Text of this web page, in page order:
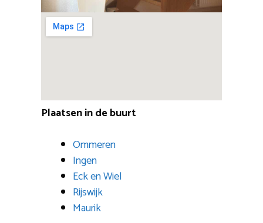
Plaatsen in de buurt
Ommeren
Ingen
Eck en Wiel
Rijswijk
Maurik